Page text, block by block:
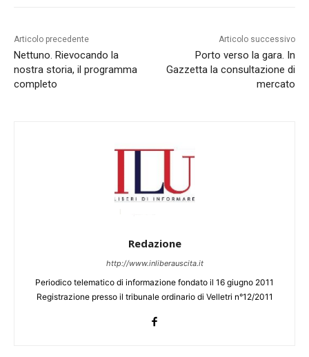
Articolo precedente
Nettuno. Rievocando la
nostra storia, il programma
completo
Articolo successivo
Porto verso la gara. In
Gazzetta la consultazione di
mercato
Redazione
http://www.inliberauscita.it
Periodico telematico di informazione fondato il 16 giugno 2011
Registrazione presso il tribunale ordinario di Velletri n°12/2011